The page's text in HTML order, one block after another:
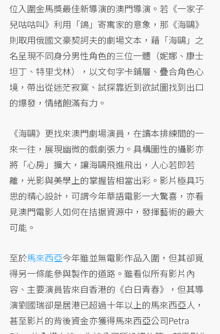
位入圍金馬獎最佳新導演的澳門導演。若《一家子
兒咕咕叫》利用「鴿」寄寓家的意象，那《海鷗》
則取用俄國文豪契訶夫的劇場文本，藉「海鷗」之
名呈現不同身分男性角色的三位一體（妮娜、康士
坦丁、特里戈林），以文句字卡鋪層、疊合角色心
境，帶出從迷茫寂寞、試探靠近到欲試圖找到出口
的爆發，情緒飽滿有力。
《海鷗》更找來澳門劇場演員，在讀本排練間的一
來一往，展現幽微的戲劇張力。具構圖性的攝影亦
將「心房」擴大，讓海鷗飛進飛出，人心若即若
離，光影與美學上的掌握皆相當出彩。影片極具巧
思的精心設計，可謂今年華語電影一大驚喜，亦看
見澳門電影人如何在拮据資源中，發揮藝術的最大
可能。
至於馬來西亞今年雖並無電影作品入圍，但其卻覓
得另一條能參與製作的道路。雖看似所有影片內
容、主要演員皆來自香港的《白日青春》，但其導
演劉國瑞卻是居港已超過十年以上的馬來西亞人，
甚至影片的背後資金亦獲得馬來西亞公司Petra